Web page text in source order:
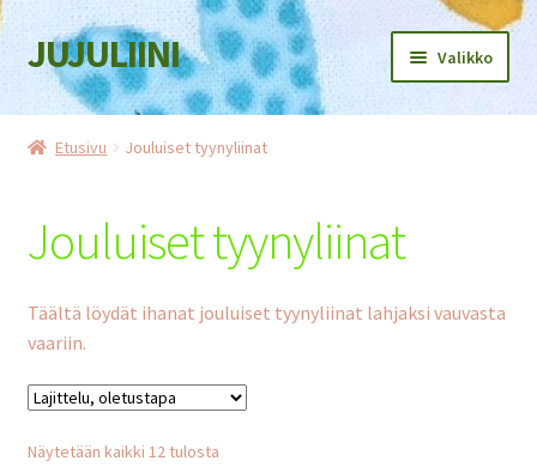
Siirry
navigointiin
Siirry
sisältöön
JUJULIINI Valikko
Etusivu
Ostoskori
Kassa
Etusivu Jouluiset tyynyliinat
Jouluiset tyynyliinat
Täältä löydät ihanat jouluiset tyynyliinat lahjaksi vauvasta
vaariin.
Näytetään kaikki 12 tulosta